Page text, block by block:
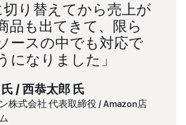
切り替えてから売上が
品も出てきて、限ら
ースの中でも対応で
になりました」
/ 西恭太郎 氏
株式会社 代表取締役 / Amazon店